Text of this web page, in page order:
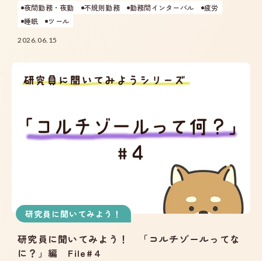
夜間勤務・夜勤 不規則勤務 勤務間インターバル
疲労
睡眠
ツール
2026.06.15
研究員に聞いてみよう！
研究員に聞いてみよう！ 「コルチゾールってな
に？」編 File#４